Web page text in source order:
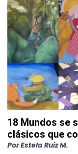
18 Mundos se
clásicos que
PorEstela Ruiz M.